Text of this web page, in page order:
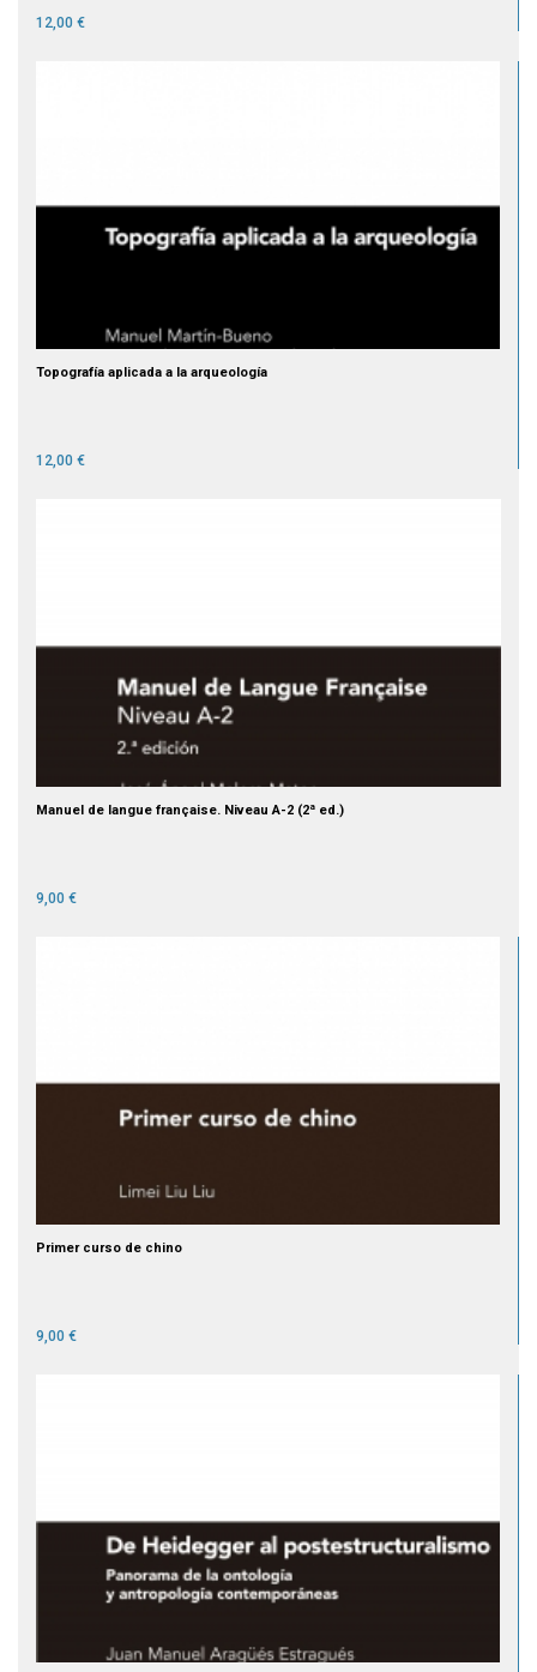
12,00 €
Topografía aplicada a la arqueología
12,00 €
Manuel de langue française. Niveau A-2 (2ª ed.)
9,00 €
Primer curso de chino
9,00 €